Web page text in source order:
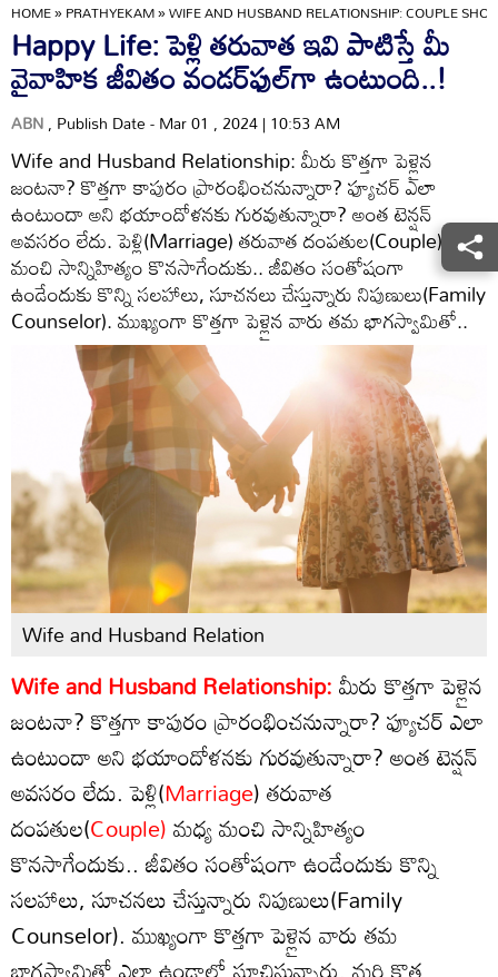
HOME»PRATHYEKAM»WIFE AND HUSBAND RELATIONSHIP: COUPLE
Happy Life: పెళ్లి తరువాత ఇవి పాటిస్తే మీ
వైవాహిక జీవితం వండర్‌ఫుల్‌గా ఉంటుంది..!
ABN, Publish Date - Mar 01 , 2024 | 10:53 AM
Wife and Husband Relationship: మీరు కొత్తగా పెళ్లైన
జంటనా? కొత్తగా కాపురం ప్రారంభించనున్నారా? ఫ్యూచర్ ఎలా
ఉంటుందా అని భయాందోళనకు గురవుతున్నారా? అంత టెన్షన్
అవసరం లేదు. పెళ్లి(Marriage) తరువాత దంపతుల(Couple) మధ్య
మంచి సాన్నిహిత్యం కొనసాగేందుకు.. జీవితం సంతోషంగా
ఉండేందుకు కొన్ని సలహాలు, సూచనలు చేస్తున్నారు నిపుణులు(Family
Counselor). ముఖ్యంగా కొత్తగా పెళ్లైన వారు తమ భాగస్వామితో..
Wife and Husband Relation
Wife and Husband Relationship:మీరు కొత్తగా పెళ్లైన
జంటనా? కొత్తగా కాపురం ప్రారంభించనున్నారా? ఫ్యూచర్ ఎలా
ఉంటుందా అని భయాందోళనకు గురవుతున్నారా? అంత టెన్షన్
అవసరం లేదు. పెళ్లి(Marriage) తరువాత
దంపతుల(Couple)మధ్య మంచి సాన్నిహిత్యం
కొనసాగేందుకు.. జీవితం సంతోషంగా ఉండేందుకు కొన్ని
సలహాలు, సూచనలు చేస్తున్నారు నిపుణులు(Family
Counselor). ముఖ్యంగా కొత్తగా పెళ్లైన వారు తమ